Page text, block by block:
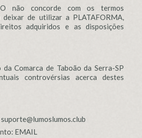
não concorde com os termos
deixar de utilizar a PLATAFORMA,
adquiridos e as disposições
Comarca de Taboão da Serra-SP
controvérsias acerca destes
EMAIL